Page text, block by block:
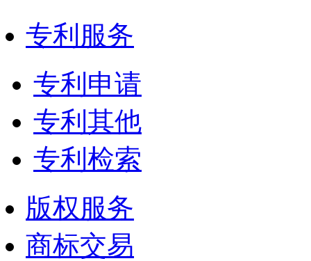
专利服务
专利申请
专利其他
专利检索
版权服务
商标交易